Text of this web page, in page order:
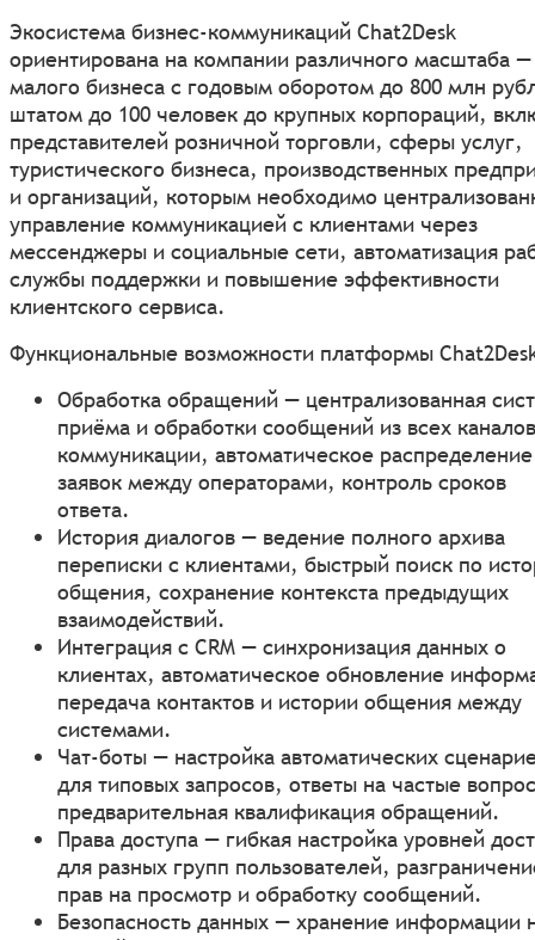
Экосистема бизнес-коммуникаций Chat2Desk
ориентирована на компании различного масштаба —
малого бизнеса с годовым оборотом до 800 млн
штатом до 100 человек до крупных корпораций,
представителей розничной торговли, сферы услуг,
туристического бизнеса, производственных
и организаций, которым необходимо
управление коммуникацией с клиентами через
мессенджеры и социальные сети, автоматизация
службы поддержки и повышение эффективности
клиентского сервиса.
Функциональные возможности платформы
Обработка обращений — централизованная
приёма и обработки сообщений из всех каналов
коммуникации, автоматическое распределение
заявок между операторами, контроль сроков
ответа.
История диалогов — ведение полного архива
переписки с клиентами, быстрый поиск по
общения, сохранение контекста предыдущих
взаимодействий.
Интеграция с CRM — синхронизация данных о
клиентах, автоматическое обновление
передача контактов и истории общения между
системами.
Чат-боты — настройка автоматических
для типовых запросов, ответы на частые
предварительная квалификация обращений.
Права доступа — гибкая настройка уровней
для разных групп пользователей,
прав на просмотр и обработку сообщений.
Безопасность данных — хранение информации